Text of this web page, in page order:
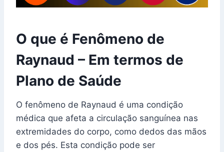
O que é Fenômeno de
Raynaud – Em termos de
Plano de Saúde
O fenômeno de Raynaud é uma condição
médica que afeta a circulação sanguínea nas
extremidades do corpo, como dedos das mãos
e dos pés. Esta condição pode ser